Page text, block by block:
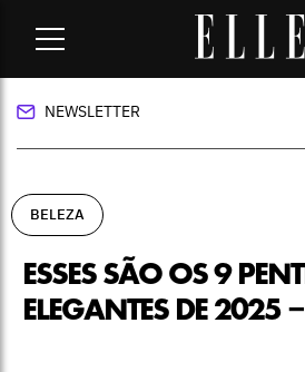
Esses são os 9
2025 – até agora
NEWSLETTER
BELEZA
ESSES SÃO OS 9
ELEGANTES DE 2025